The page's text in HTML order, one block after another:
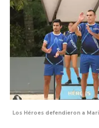
Los Héroes defendieron a